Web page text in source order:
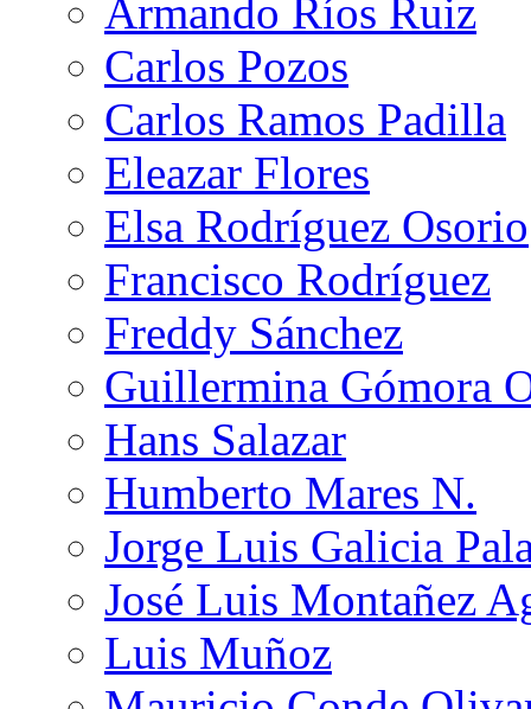
Armando Ríos Ruiz
Carlos Pozos
Carlos Ramos Padilla
Eleazar Flores
Elsa Rodríguez Osorio
Francisco Rodríguez
Freddy Sánchez
Guillermina Gómora
Hans Salazar
Humberto Mares N.
Jorge Luis Galicia
José Luis Montañez
Luis Muñoz